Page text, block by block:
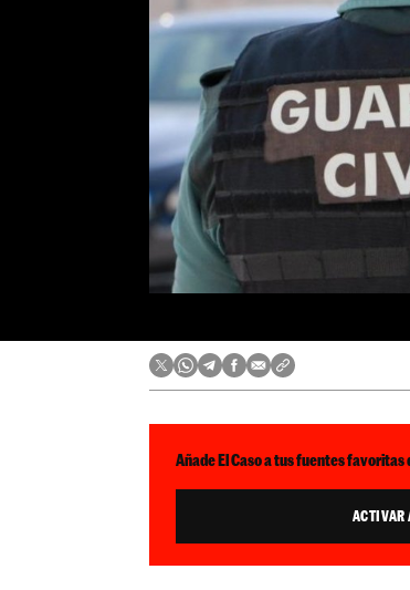
Añade El Caso a tus fuentes